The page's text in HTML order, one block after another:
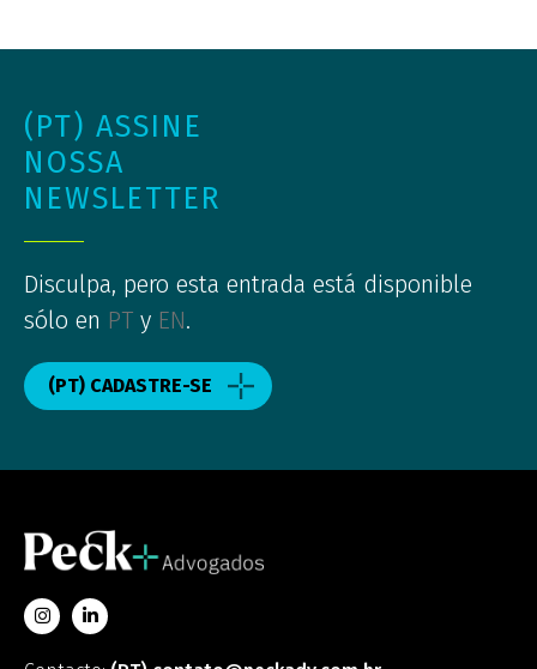
(PT) ASSINE
NOSSA
NEWSLETTER
Disculpa, pero esta entrada está disponible
sólo en PT y EN.
(PT) CADASTRE-SE